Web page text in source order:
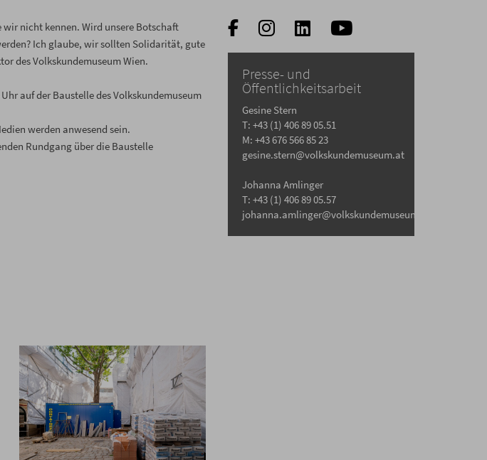
nicht kennen. Wird unsere Botschaft
Ich glaube, wir sollten Solidarität, gute
des Volkskundemuseum Wien.
auf der Baustelle des Volkskundemuseum
werden anwesend sein.
Rundgang über die Baustelle
Presse- und
Öffentlichkeitsarbeit
Gesine Stern
T: +43 (1) 406 89 05.51
M: +43 676 566 85 23
gesine.stern@volkskundemuseum.at
Johanna Amlinger
T: +43 (1) 406 89 05.57
johanna.amlinger@volkskundemuseum.at